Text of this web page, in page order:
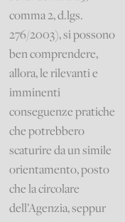
comma 2, d.lgs.
276/2003), si possono
ben comprendere,
allora, le rilevanti e
imminenti
conseguenze pratiche
che potrebbero
scaturire da un simile
orientamento, posto
che la circolare
dell’Agenzia, seppur